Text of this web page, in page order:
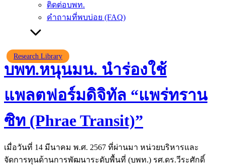
ติดต่อบพท.
คำถามที่พบบ่อย (FAQ)
Research Library
บพท.หนุนมน. นำร่องใช้
แพลตฟอร์มดิจิทัล “แพร่ทราน
ซิท (Phrae Transit)”
เมื่อวันที่ 14 มีนาคม พ.ศ. 2567 ที่ผ่านมา หน่วยบริหารและ
จัดการทุนด้านการพัฒนาระดับพื้นที่ (บพท.) รศ.ดร.วีระศักดิ์